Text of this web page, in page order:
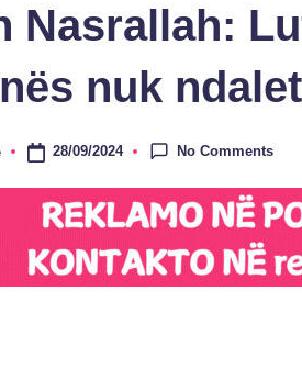
Nasrallah:
nuk ndalet
28/09/2024 No Comments